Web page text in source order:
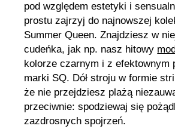
pod względem estetyki i
prostu zajrzyj do najnowszej
Summer Queen. Znajdziesz w
cudeńka, jak np. nasz hitowy
kolorze czarnym i z efektownym
marki SQ. Dół stroju w formie
że nie przejdziesz plażą
przeciwnie: spodziewaj się
zazdrosnych spojrzeń.